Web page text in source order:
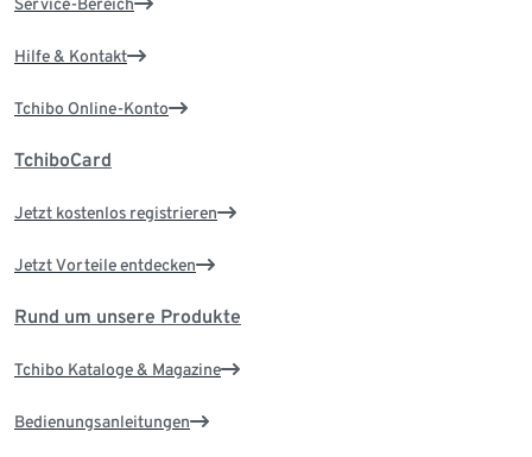
Service-Bereich
Hilfe & Kontakt
Tchibo Online-Konto
TchiboCard
Jetzt kostenlos registrieren
Jetzt Vorteile entdecken
Rund um unsere Produkte
Tchibo Kataloge & Magazine
Bedienungsanleitungen